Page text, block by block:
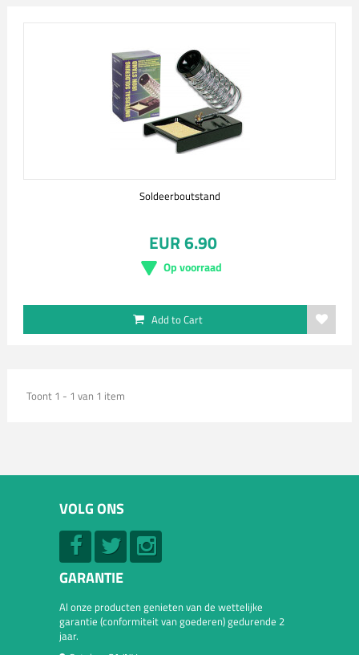
Soldeerboutstand
EUR 6.90
Op voorraad
Add to Cart
Toont 1 - 1 van 1 item
VOLG ONS
GARANTIE
Al onze producten genieten van de wettelijke
garantie (conformiteit van goederen) gedurende 2
jaar.